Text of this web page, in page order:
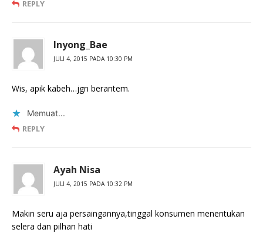
REPLY
Inyong_Bae
JULI 4, 2015 PADA 10:30 PM
Wis, apik kabeh…jgn berantem.
Memuat...
REPLY
Ayah Nisa
JULI 4, 2015 PADA 10:32 PM
Makin seru aja persaingannya,tinggal konsumen menentukan
selera dan pilhan hati